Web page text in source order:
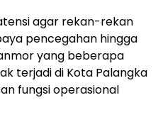
agar rekan-rekan
pencegahan hingga
yang beberapa
terjadi di Kota Palangka
fungsi operasional